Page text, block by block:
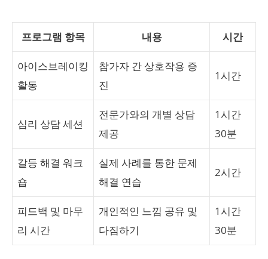
프로그램 항목 내용 시간
아이스브레이킹
활동
참가자 간 상호작용 증
진
1시간
심리 상담 세션
전문가와의 개별 상담
제공
1시간
30분
갈등 해결 워크
숍
실제 사례를 통한 문제
해결 연습
2시간
피드백 및 마무
리 시간
개인적인 느낌 공유 및
다짐하기
1시간
30분